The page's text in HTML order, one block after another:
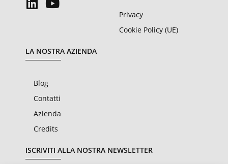
Privacy
Cookie Policy (UE)
LA NOSTRA AZIENDA
Blog
Contatti
Azienda
Credits
ISCRIVITI ALLA NOSTRA NEWSLETTER